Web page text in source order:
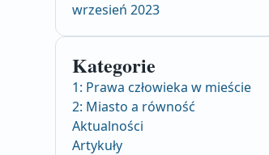
wrzesień 2023
Kategorie
1: Prawa człowieka w mieście
2: Miasto a równość
Aktualności
Artykuły